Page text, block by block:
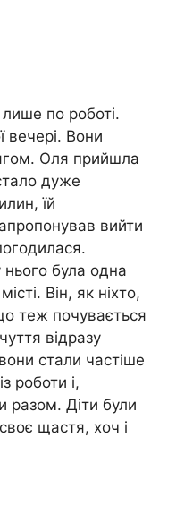
по роботі.
вечері. Вони
Оля прийшла
дуже
їй
вийти
була одна
Він, як ніхто,
теж почувається
відразу
стали частіше
роботи і,
разом. Діти були
щастя, хоч і